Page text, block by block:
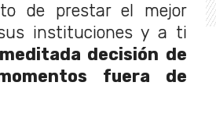
de prestar el mejor
instituciones y a ti
decisión de
fuera de